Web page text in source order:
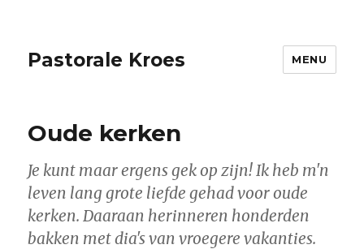
Pastorale Kroes MENU
Oude kerken
Je kunt maar ergens gek op zijn! Ik heb m'n
leven lang grote liefde gehad voor oude
kerken. Daaraan herinneren honderden
bakken met dia's van vroegere vakanties.